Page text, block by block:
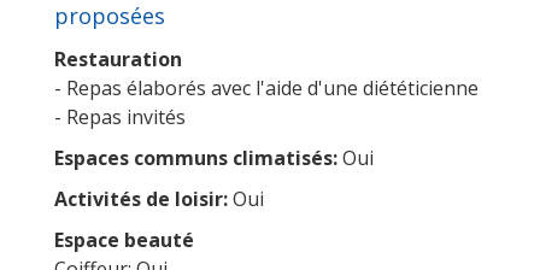
proposées
Restauration
- Repas élaborés avec l'aide d'une diététicienne
- Repas invités
Espaces communs climatisés:Oui
Activités de loisir:Oui
Espace beauté